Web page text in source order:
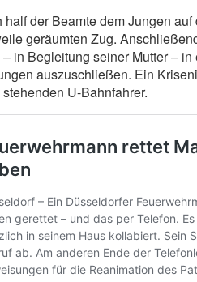
half der Beamte dem Jungen
geräumten Zug.
in Begleitung seiner Mutter –
auszuschließen. Ein
U-Bahnfahrer.